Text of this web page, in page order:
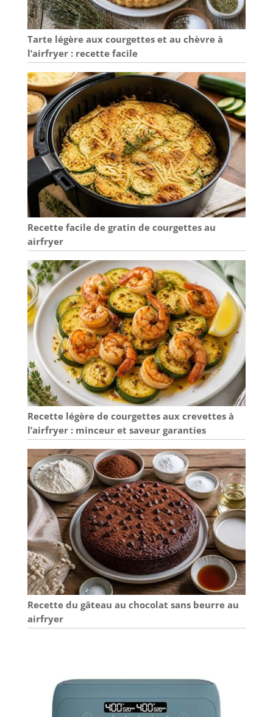
Tarte légère aux courgettes et au chèvre à
l’airfryer : recette facile
Recette facile de gratin de courgettes au
airfryer
Recette légère de courgettes aux crevettes à
l’airfryer : minceur et saveur garanties
Recette du gâteau au chocolat sans beurre au
airfryer